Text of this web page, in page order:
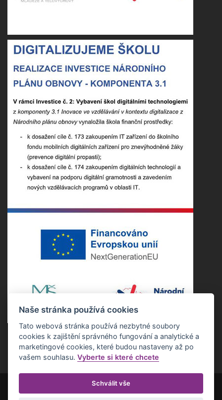
Copyright ©2022 Základní škola Nepomuk. Všechna práva vyhrazena.
Naše stránka používá cookies
Tato webová stránka používá nezbytné soubory
cookies k zajištění správného fungování a analytické a
marketingové cookies, které budou nastaveny až po
vašem souhlasu.Vyberte si které chcete
Schválit vše